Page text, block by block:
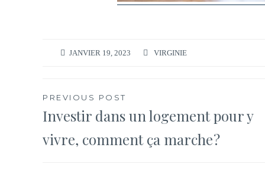
JANVIER 19, 2023 VIRGINIE
Navigation
de
PREVIOUS POST
Investir dans un logement pour y
vivre, comment ça marche ?